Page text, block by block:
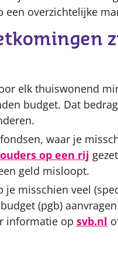
een overzichtelijke
elk thuiswonend
budget. Dat
waar je
op een rij
geld misloopt.
misschien veel
(pgb)
informatie op svb.nl